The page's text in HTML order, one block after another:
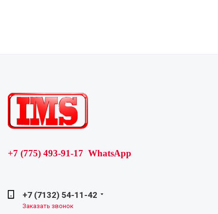
+7 (775) 493-91-17 WhatsApp
+7 (7132) 54-11-42
Заказать звонок